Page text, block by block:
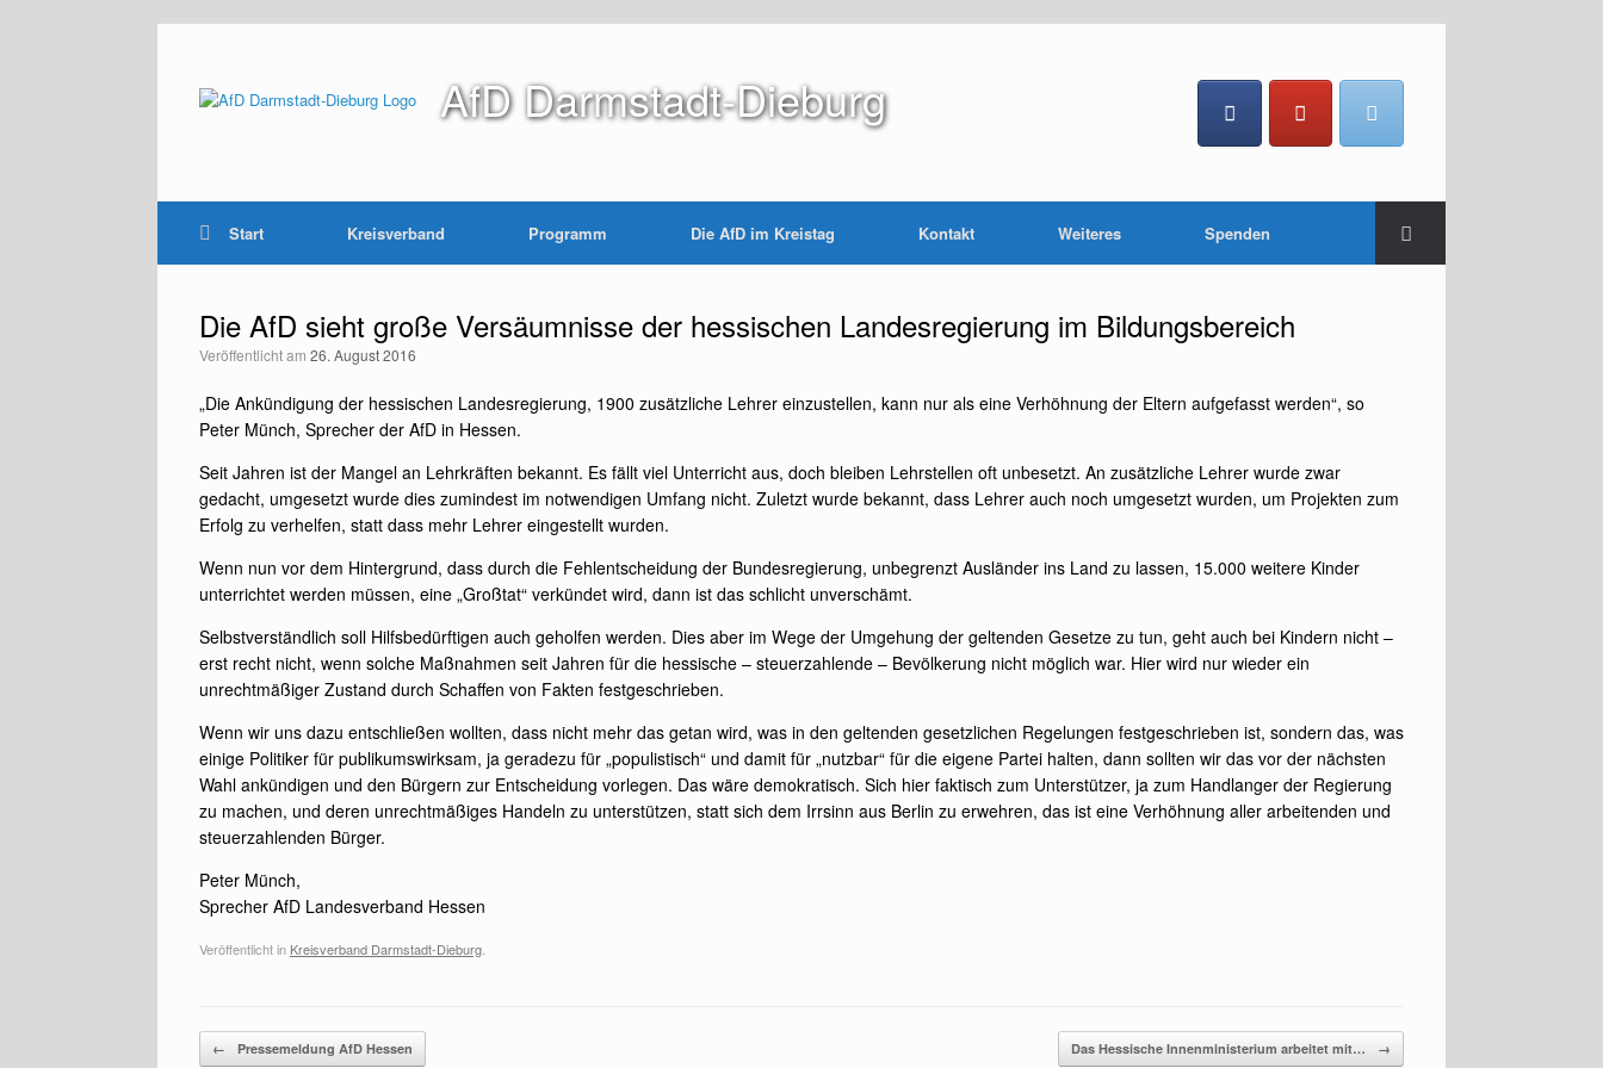
AfD Darmstadt-Dieburg
Start Kreisverband Programm Die AfD im Kreistag Kontakt Weiteres Spenden
Die AfD sieht große Versäumnisse der hessischen Landesregierung im Bildungsbereich
Veröffentlicht am 26. August 2016
„Die Ankündigung der hessischen Landesregierung, 1900 zusätzliche Lehrer einzustellen, kann nur als eine Verhöhnung der Eltern aufgefasst werden“, so
Peter Münch, Sprecher der AfD in Hessen.
Seit Jahren ist der Mangel an Lehrkräften bekannt. Es fällt viel Unterricht aus, doch bleiben Lehrstellen oft unbesetzt. An zusätzliche Lehrer wurde zwar
gedacht, umgesetzt wurde dies zumindest im notwendigen Umfang nicht. Zuletzt wurde bekannt, dass Lehrer auch noch umgesetzt wurden, um Projekten zum
Erfolg zu verhelfen, statt dass mehr Lehrer eingestellt wurden.
Wenn nun vor dem Hintergrund, dass durch die Fehlentscheidung der Bundesregierung, unbegrenzt Ausländer ins Land zu lassen, 15.000 weitere Kinder
unterrichtet werden müssen, eine „Großtat“ verkündet wird, dann ist das schlicht unverschämt.
Selbstverständlich soll Hilfsbedürftigen auch geholfen werden. Dies aber im Wege der Umgehung der geltenden Gesetze zu tun, geht auch bei Kindern nicht –
erst recht nicht, wenn solche Maßnahmen seit Jahren für die hessische – steuerzahlende – Bevölkerung nicht möglich war. Hier wird nur wieder ein
unrechtmäßiger Zustand durch Schaffen von Fakten festgeschrieben.
Wenn wir uns dazu entschließen wollten, dass nicht mehr das getan wird, was in den geltenden gesetzlichen Regelungen festgeschrieben ist, sondern das, was
einige Politiker für publikumswirksam, ja geradezu für „populistisch“ und damit für „nutzbar“ für die eigene Partei halten, dann sollten wir das vor der nächsten
Wahl ankündigen und den Bürgern zur Entscheidung vorlegen. Das wäre demokratisch. Sich hier faktisch zum Unterstützer, ja zum Handlanger der Regierung
zu machen, und deren unrechtmäßiges Handeln zu unterstützen, statt sich dem Irrsinn aus Berlin zu erwehren, das ist eine Verhöhnung aller arbeitenden und
steuerzahlenden Bürger.
Peter Münch,
Sprecher AfD Landesverband Hessen
Veröffentlicht in Kreisverband Darmstadt-Dieburg
Beitragsnavigation
← Pressemeldung AfD Hessen Das Hessische Innenministerium arbeitet mit… →